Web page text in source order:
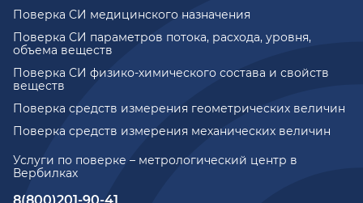
Услуги по поверке – метрологический центр в
Вербилках
Поверка СИ медицинского назначения
Поверка СИ параметров потока, расхода, уровня,
объема веществ
Поверка СИ физико-химического состава и свойств
веществ
Поверка средств измерения геометрических величин
Поверка средств измерения механических величин